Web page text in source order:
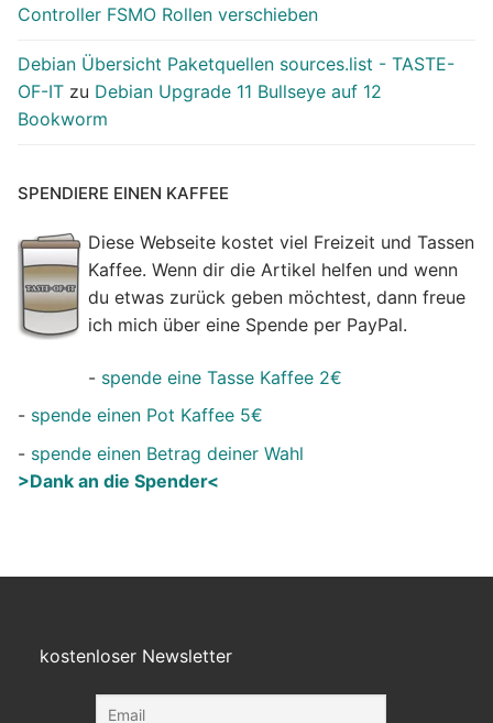
Controller FSMO Rollen verschieben
Debian Übersicht Paketquellen sources.list - TASTE-
OF-IT zu Debian Upgrade 11 Bullseye auf 12
Bookworm
SPENDIERE EINEN KAFFEE
Diese Webseite kostet viel Freizeit und Tassen
Kaffee. Wenn dir die Artikel helfen und wenn
du etwas zurück geben möchtest, dann freue
ich mich über eine Spende per PayPal.
- spende eine Tasse Kaffee 2€
- spende einen Pot Kaffee 5€
- spende einen Betrag deiner Wahl
>Dank an die Spender<
kostenloser Newsletter